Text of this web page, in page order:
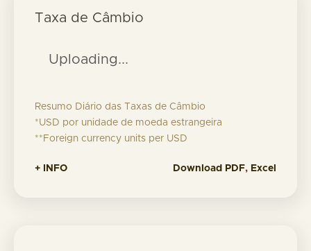
Taxa de Câmbio
Uploading...
Resumo Diário das Taxas de Câmbio
*USD por unidade de moeda estrangeira
**Foreign currency units per USD
+ INFO Download PDF, Excel